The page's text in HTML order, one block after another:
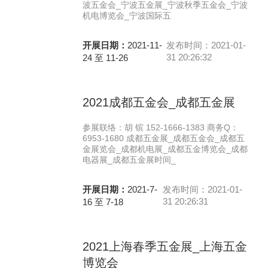
波五金会_宁波五金展_宁波秋季五金会_宁波
机电博览会_宁波国际五
开展日期： 2021-11-
24 至 11-26
发布时间：2021-01-
31 20:26:32
2021成都五金会_成都五金展
参展联络：胡 镔 152-1666-1383 商务Q：
6953-1680 成都五金展_成都五金会_成都五
金展览会_成都机电展_成都五金博览会_成都
电器展_成都五金展时间_
开展日期： 2021-7-
16 至 7-18
发布时间：2021-01-
31 20:26:31
2021上海春季五金展_上海五金
博览会